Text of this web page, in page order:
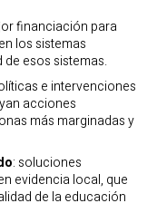
financiación para
los sistemas
esos sistemas.
e intervenciones
acciones
más marginadas y
: soluciones
evidencia local, que
de la educación